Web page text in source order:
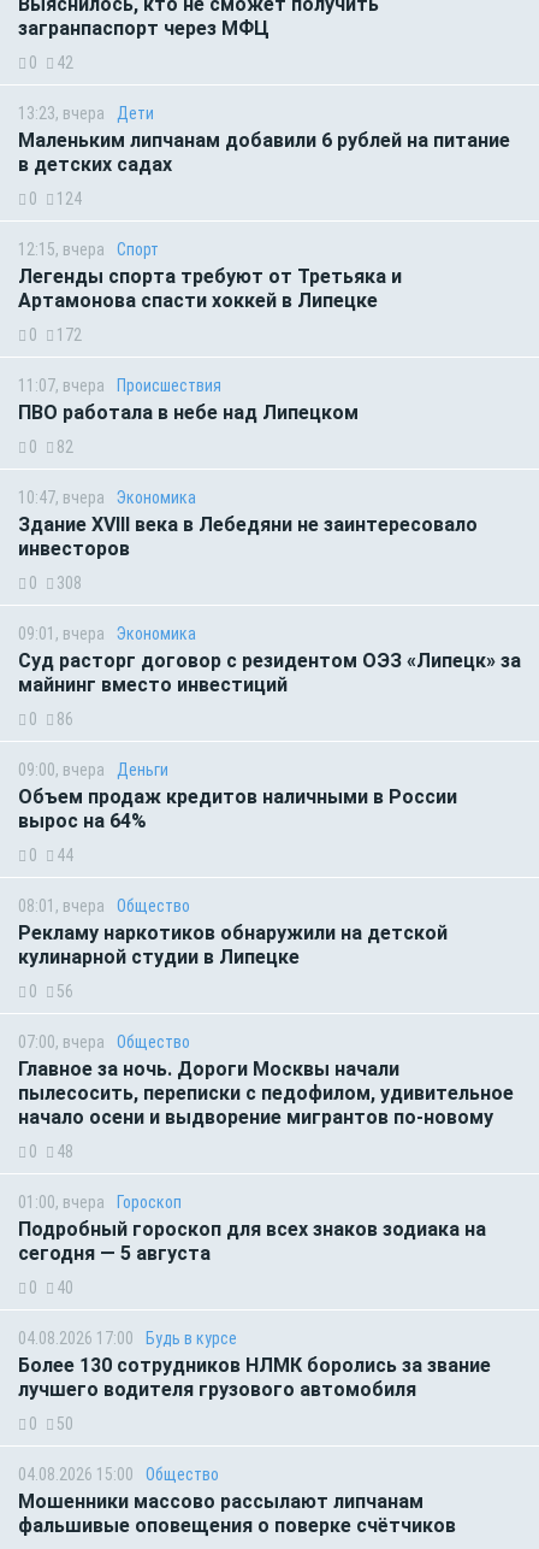
загранпаспорт через МФЦ
0 42
13:23, вчера Дети
Маленьким липчанам добавили 6 рублей на питание
в детских садах
0 124
12:15, вчера Спорт
Легенды спорта требуют от Третьяка и
Артамонова спасти хоккей в Липецке
0 172
11:07, вчера Происшествия
ПВО работала в небе над Липецком
0 82
10:47, вчера Экономика
Здание XVIII века в Лебедяни не заинтересовало
инвесторов
0 308
09:01, вчера Экономика
Суд расторг договор с резидентом ОЭЗ «Липецк» за
майнинг вместо инвестиций
0 86
09:00, вчера Деньги
Объем продаж кредитов наличными в России
вырос на 64%
0 44
08:01, вчера Общество
Рекламу наркотиков обнаружили на детской
кулинарной студии в Липецке
0 56
07:00, вчера Общество
Главное за ночь. Дороги Москвы начали
пылесосить, переписки с педофилом, удивительное
начало осени и выдворение мигрантов по-новому
0 48
01:00, вчера Гороскоп
Подробный гороскоп для всех знаков зодиака на
сегодня — 5 августа
0 40
04.08.2026 17:00 Будь в курсе
Более 130 сотрудников НЛМК боролись за звание
лучшего водителя грузового автомобиля
0 50
04.08.2026 15:00 Общество
Мошенники массово рассылают липчанам
фальшивые оповещения о поверке счётчиков